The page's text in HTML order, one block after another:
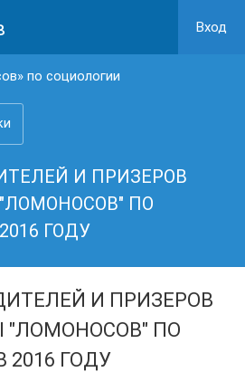
Вход
по социологии
И ПРИЗЕРОВ
ПО
ГОДУ
И ПРИЗЕРОВ
"ЛОМОНОСОВ" ПО
ГОДУ